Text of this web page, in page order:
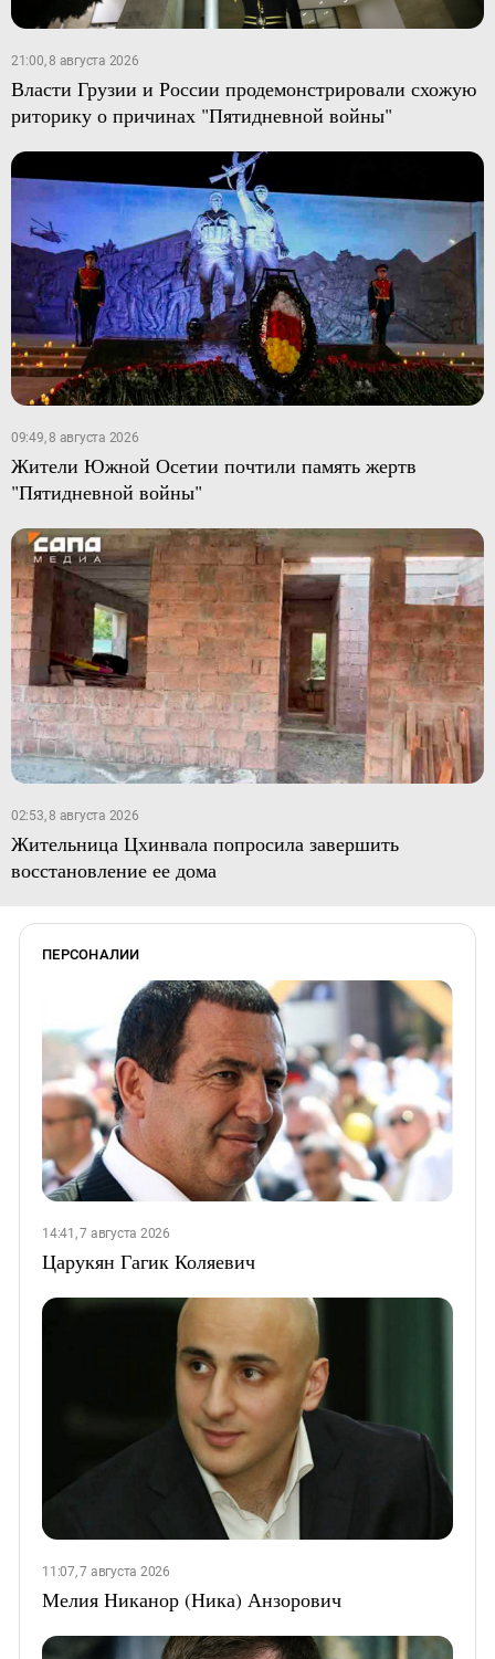
21:00, 8 августа 2026
Власти Грузии и России продемонстрировали схожую
риторику о причинах "Пятидневной войны"
09:49, 8 августа 2026
Жители Южной Осетии почтили память жертв
"Пятидневной войны"
02:53, 8 августа 2026
Жительница Цхинвала попросила завершить
восстановление ее дома
ПЕРСОНАЛИИ
14:41, 7 августа 2026
Царукян Гагик Коляевич
11:07, 7 августа 2026
Мелия Никанор (Ника) Анзорович